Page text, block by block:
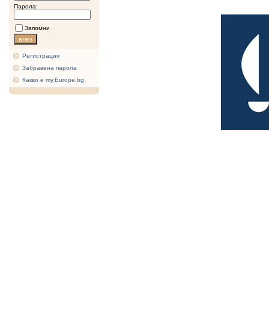
Парола:
Запомни
Регистрация
Забравена парола
Какво е my.Europe.bg